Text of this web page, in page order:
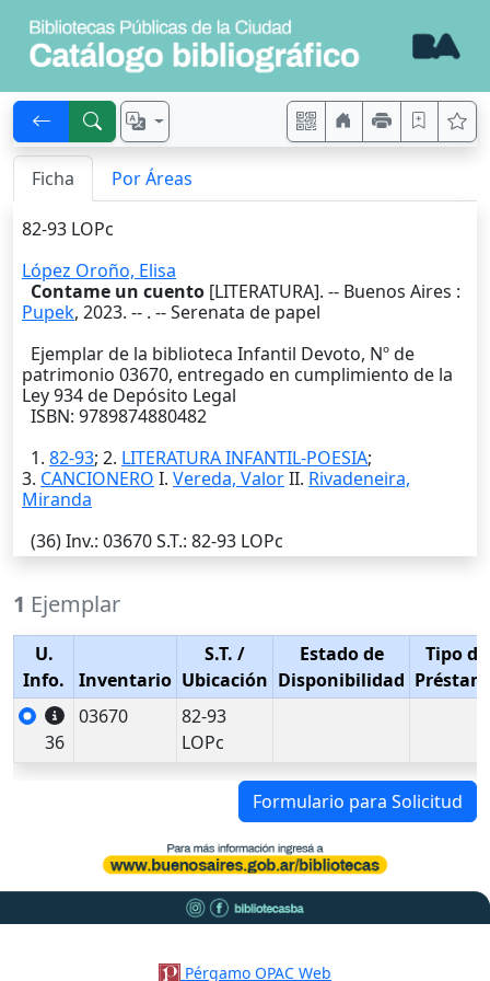
Ficha Por Áreas
82-93 LOPc
López Oroño, Elisa
Contame un cuento [LITERATURA]. -- Buenos Aires :
Pupek, 2023. -- . -- Serenata de papel
Ejemplar de la biblioteca Infantil Devoto, Nº de
patrimonio 03670, entregado en cumplimiento de la
Ley 934 de Depósito Legal
ISBN: 9789874880482
1. 82-93; 2. LITERATURA INFANTIL-POESIA;
3. CANCIONERO I. Vereda, ValorII. Rivadeneira,
Miranda
(36)Inv.: 03670S.T.: 82-93 LOPc
1 Ejemplar
U.
Info.
Inventario
S.T. /
Ubicación
Estado de
Disponibilidad
Tipo de
36
03670
82-93
LOPc
Formulario para Solicitud
Pérgamo OPAC Web